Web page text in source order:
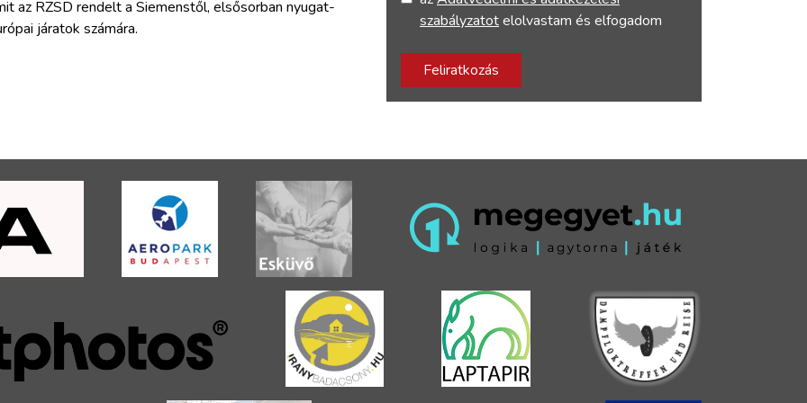
az RZSD rendelt a Siemenstől, elsősorban nyugat-
járatok számára.
szabályzatotelolvastam és elfogadom
Feliratkozás